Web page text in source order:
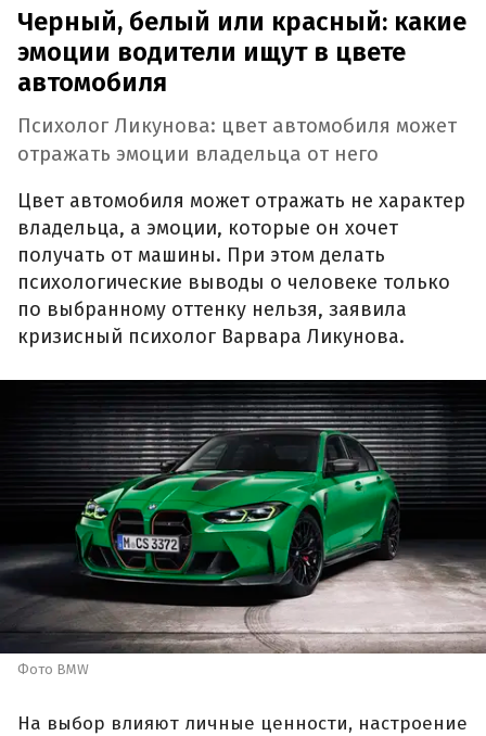
Черный, белый или красный: какие
эмоции водители ищут в цвете
автомобиля
Психолог Ликунова: цвет автомобиля может
отражать эмоции владельца от него
Цвет автомобиля может отражать не характер
владельца, а эмоции, которые он хочет
получать от машины. При этом делать
психологические выводы о человеке только
по выбранному оттенку нельзя, заявила
кризисный психолог Варвара Ликунова.
Фото BMW
На выбор влияют личные ценности, настроение